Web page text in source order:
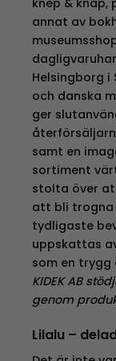
annat av
Helsingborg i
och danska
ger
samt en
sortiment
stolta över
att bli trogna
tydligaste
uppskattas
som en trygg
KIDEK AB
genom
Lilalu –